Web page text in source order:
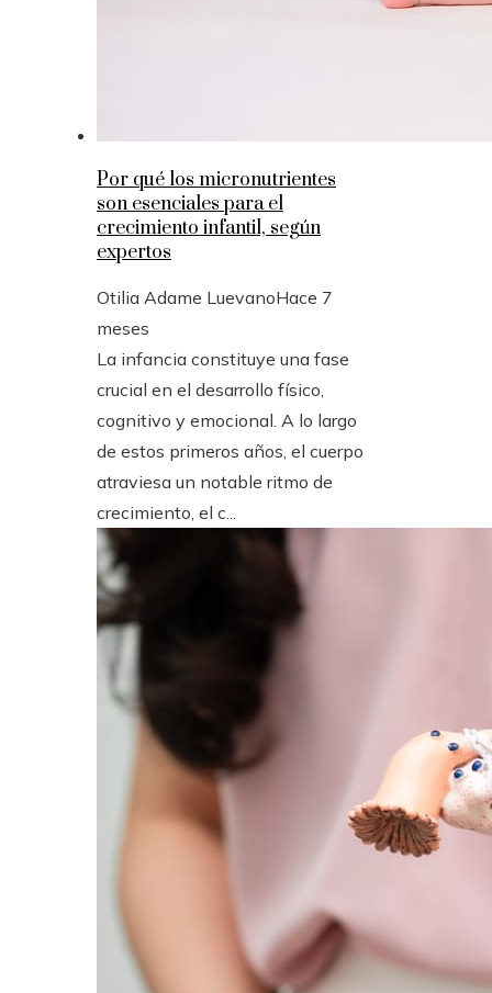
Por qué los micronutrientes
son esenciales para el
crecimiento infantil, según
expertos
Otilia Adame LuevanoHace 7
meses
La infancia constituye una fase
crucial en el desarrollo físico,
cognitivo y emocional. A lo largo
de estos primeros años, el cuerpo
atraviesa un notable ritmo de
crecimiento, el c...